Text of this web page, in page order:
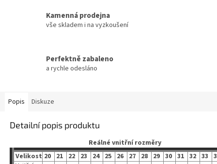
Kamenná prodejna
vše skladem i na vyzkoušení
Perfektně zabaleno
a rychle odesláno
Popis Diskuze
Detailní popis produktu
Reálné vnitřní rozměry
Velikost 20 21 22 23 24 25 26 27 28 29 30 31 32 33